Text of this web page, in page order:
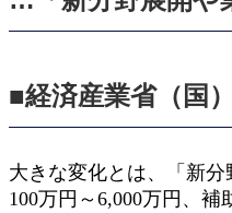
■経済産業省（国
大きな変化とは、「新
100万円～6,000万円、